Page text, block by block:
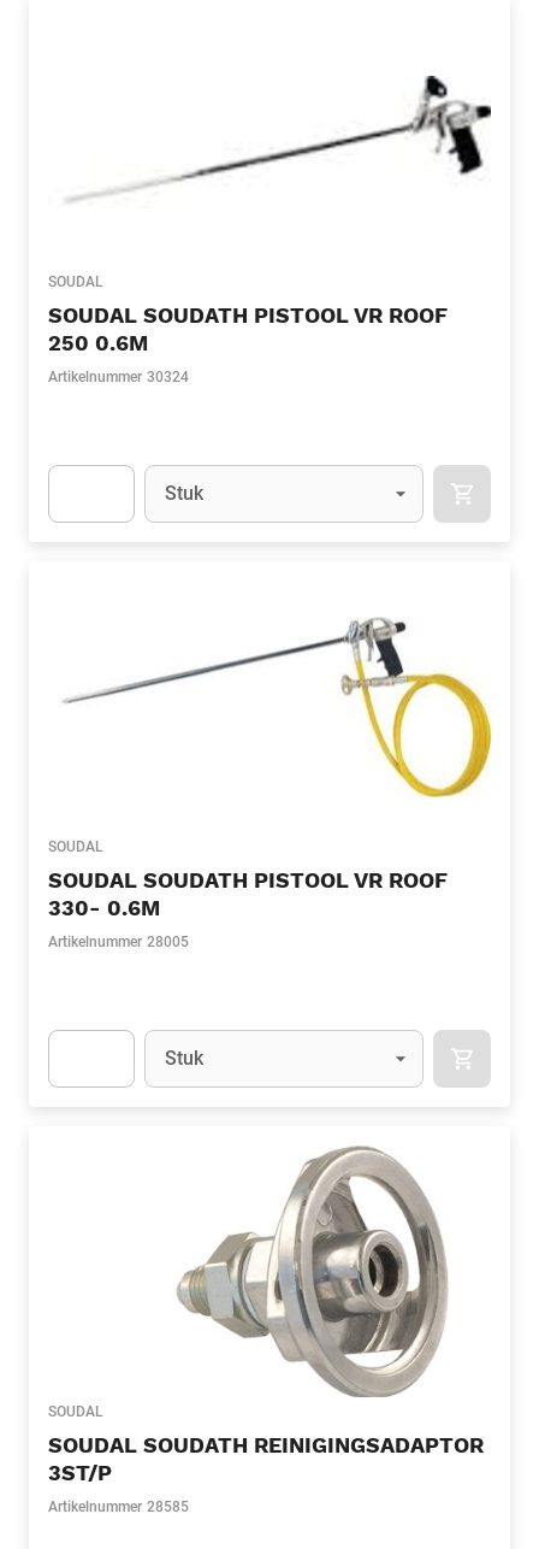
SOUDAL
SOUDAL SOUDATH PISTOOL VR ROOF
250 0.6M
Artikelnummer 30324
Eenheid
Stuk
SOUDAL
SOUDAL SOUDATH PISTOOL VR ROOF
330- 0.6M
Artikelnummer 28005
Eenheid
Stuk
SOUDAL
SOUDAL SOUDATH REINIGINGSADAPTOR
3ST/P
Artikelnummer 28585